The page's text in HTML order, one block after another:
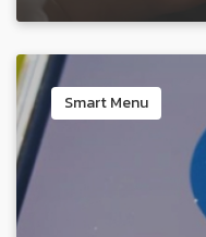
Smart Menu